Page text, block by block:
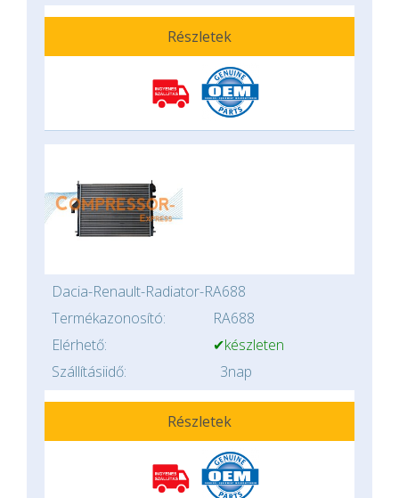
Részletek
Dacia-Renault-Radiator-RA688
Termékazonosító:
RA688
Elérhető:
✔készleten
Szállításiidő:
3nap
Részletek